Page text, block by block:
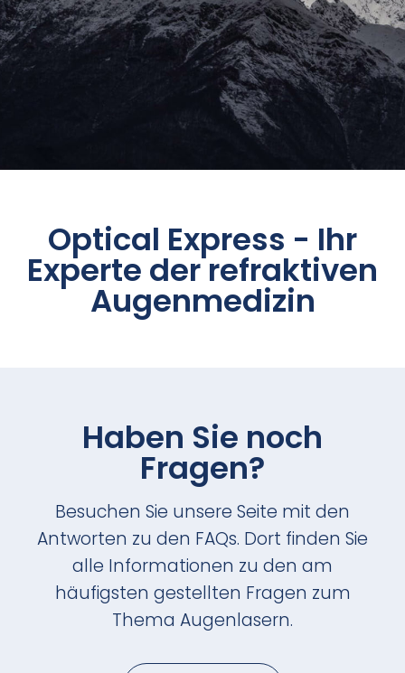
Optical Express - Ihr
Experte der refraktiven
Augenmedizin
Haben Sie noch
Fragen?
Besuchen Sie unsere Seite mit den
Antworten zu den FAQs. Dort finden Sie
alle Informationen zu den am
häufigsten gestellten Fragen zum
Thema Augenlasern.